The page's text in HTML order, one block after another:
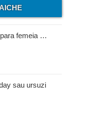
femeia …
sau ursuzi